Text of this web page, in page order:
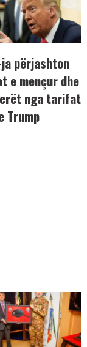
ja përjashton
e mençur dhe
nga tarifat
Trump